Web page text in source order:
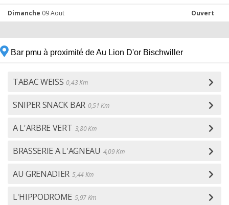
Dimanche 09 Aout Ouvert
Bar pmu à proximité de Au Lion D'or Bischwiller
TABAC WEISS 0,43 Km
SNIPER SNACK BAR 0,51 Km
A L'ARBRE VERT 3,80 Km
BRASSERIE A L'AGNEAU 4,09 Km
AU GRENADIER 5,44 Km
L'HIPPODROME 5,97 Km